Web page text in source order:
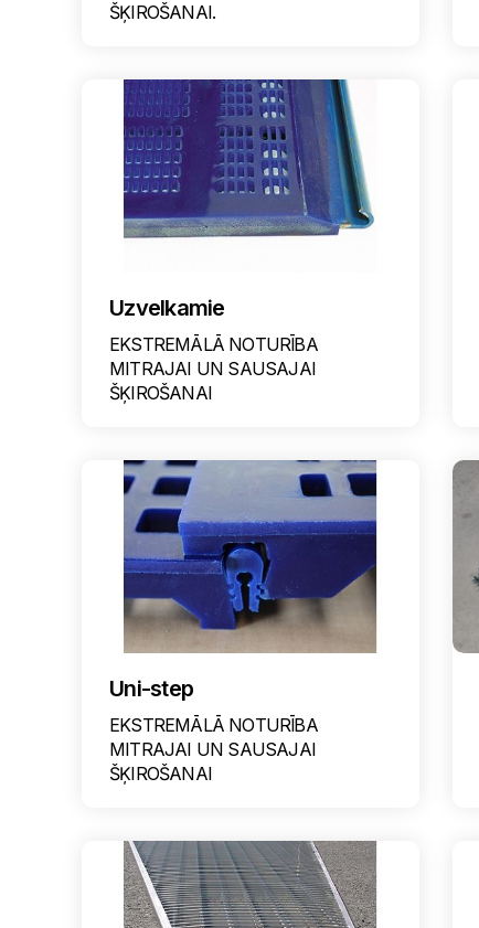
ŠĶIROŠANAI.
Uzvelkamie
EKSTREMĀLĀ NOTURĪBA
MITRAJAI UN SAUSAJAI
ŠĶIROŠANAI
Uni-step
EKSTREMĀLĀ NOTURĪBA
MITRAJAI UN SAUSAJAI
ŠĶIROŠANAI